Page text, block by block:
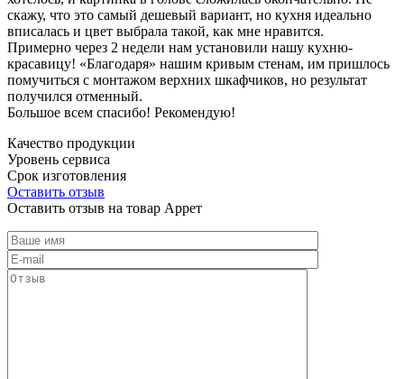
скажу, что это самый дешевый вариант, но кухня идеально
вписалась и цвет выбрала такой, как мне нравится.
Примерно через 2 недели нам установили нашу кухню-
красавицу! «Благодаря» нашим кривым стенам, им пришлось
помучиться с монтажом верхних шкафчиков, но результат
получился отменный.
Большое всем спасибо! Рекомендую!
Качество продукции
Уровень сервиса
Срок изготовления
Оставить отзыв
Оставить отзыв на товар Аррет